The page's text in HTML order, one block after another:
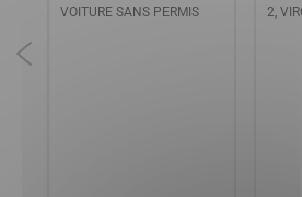
VOITURE SANS PERMIS
2,